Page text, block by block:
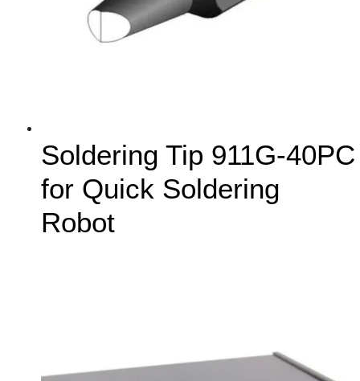
Soldering Tip 911G-40PC
for Quick Soldering
Robot